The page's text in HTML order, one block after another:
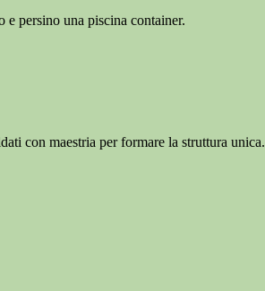
persino una piscina container.
con maestria per formare la struttura unica.